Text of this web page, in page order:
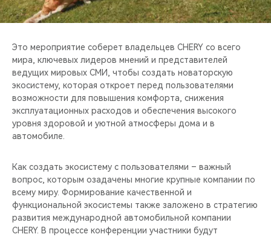
CHERY ДЛЯ ДЕТЕЙ
Это мероприятие соберет владельцев CHERY со всего
мира, ключевых лидеров мнений и представителей
ведущих мировых СМИ, чтобы создать новаторскую
экосистему, которая откроет перед пользователями
возможности для повышения комфорта, снижения
эксплуатационных расходов и обеспечения высокого
уровня здоровой и уютной атмосферы дома и в
автомобиле.
Как создать экосистему с пользователями – важный
вопрос, которым озадачены многие крупные компании по
всему миру. Формирование качественной и
функциональной экосистемы также заложено в стратегию
развития международной автомобильной компании
CHERY. В процессе конференции участники будут